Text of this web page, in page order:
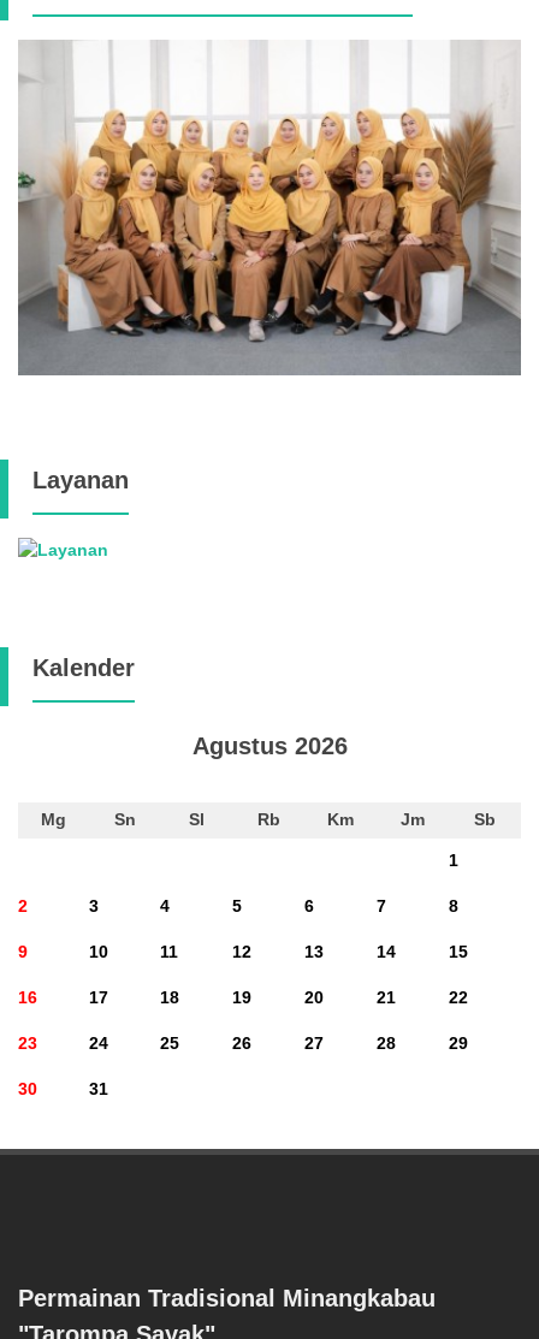
Layanan
Kalender
Agustus 2026
Mg Sn Sl Rb Km Jm Sb
1
2 3 4 5 6 7 8
9 10 11 12 13 14 15
16 17 18 19 20 21 22
23 24 25 26 27 28 29
30 31
Permainan Tradisional Minangkabau